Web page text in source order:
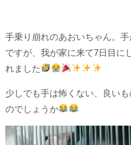
手乗り崩れのあおいちゃん。
ですが、我が家に来て7日目に
れました
少しでも手は怖くない、良い
のでしょうか